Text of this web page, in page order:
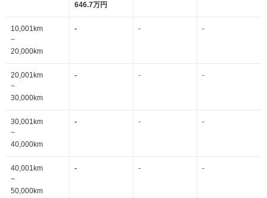
646.7万円
10,001km
~
20,000km
- - -
20,001km
~
30,000km
- - -
30,001km
~
40,000km
- - -
40,001km
~
50,000km
- - -